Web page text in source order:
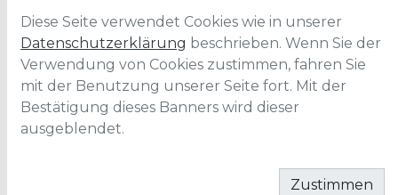
Grösse:
33mm
Edelstahl
Wasserdichtigkeit: 30 Meter
Diese Seite verwendet Cookies wie in unserer
Datenschutzerklärung beschrieben. Wenn Sie der
Verwendung von Cookies zustimmen, fahren Sie
mit der Benutzung unserer Seite fort. Mit der
Bestätigung dieses Banners wird dieser
ausgeblendet.
Zustimmen